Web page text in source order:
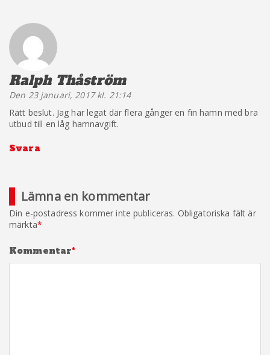
Ralph Thåströmsäger:
Den 23 januari, 2017 kl. 21:14
Rätt beslut. Jag har legat där flera gånger en fin hamn med bra
utbud till en låg hamnavgift.
Svara
Lämna en kommentar
Din e-postadress kommer inte publiceras. Obligatoriska fält är
märkta*
Kommentar*